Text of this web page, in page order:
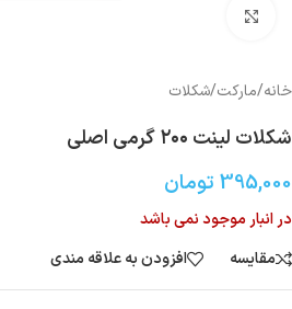
خانه/مارکت/شکلات
شکلات لینت ۲۰۰ گرمی اصلی
395,000 تومان
در انبار موجود نمی باشد
مقایسه
افزودن به علاقه مندی